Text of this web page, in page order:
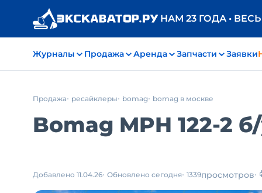
НАМ 23 ГОДА •
Журналы Продажа Аренда Запчасти Заявки
Продажа ресайклеры bomag bomag в москве
Bomag MPH 122-2
Добавлено 11.04.26 Обновлено сегодня 1339просмотров